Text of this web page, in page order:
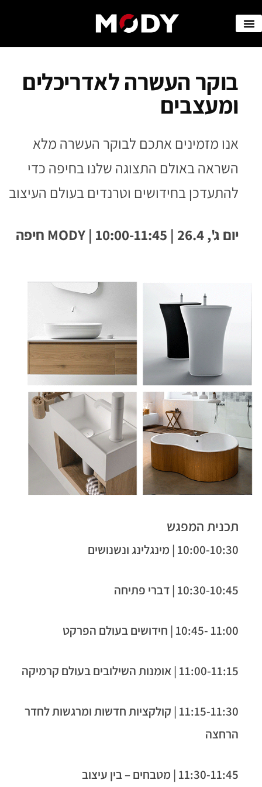
בוקר העשרה לאדריכלים
ומעצבים
אנו מזמינים אתכם לבוקר העשרה מלא
השראה באולם התצוגה שלנו בחיפה כדי
להתעדכן בחידושים וטרנדים בעולם העיצוב
יום ג', 26.4 | 10:00-11:45 | MODY חיפה
תכנית המפגש
10:00-10:30 | מינגלינג ונשנושים
10:30-10:45 | דברי פתיחה
11:00 -10:45 | חידושים בעולם הפרקט
11:00-11:15 | אומנות השילובים בעולם קרמיקה
11:15-11:30 | קולקציות חדשות ומרגשות לחדר
הרחצה
11:30-11:45 | מטבחים – בין עיצוב